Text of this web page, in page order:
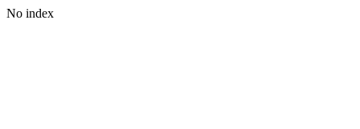
No index